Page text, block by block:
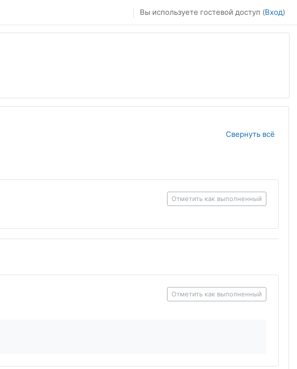
Вы используете гостевой доступ (Вход)
Свернуть всё
Отметить как выполненный
Отметить как выполненный